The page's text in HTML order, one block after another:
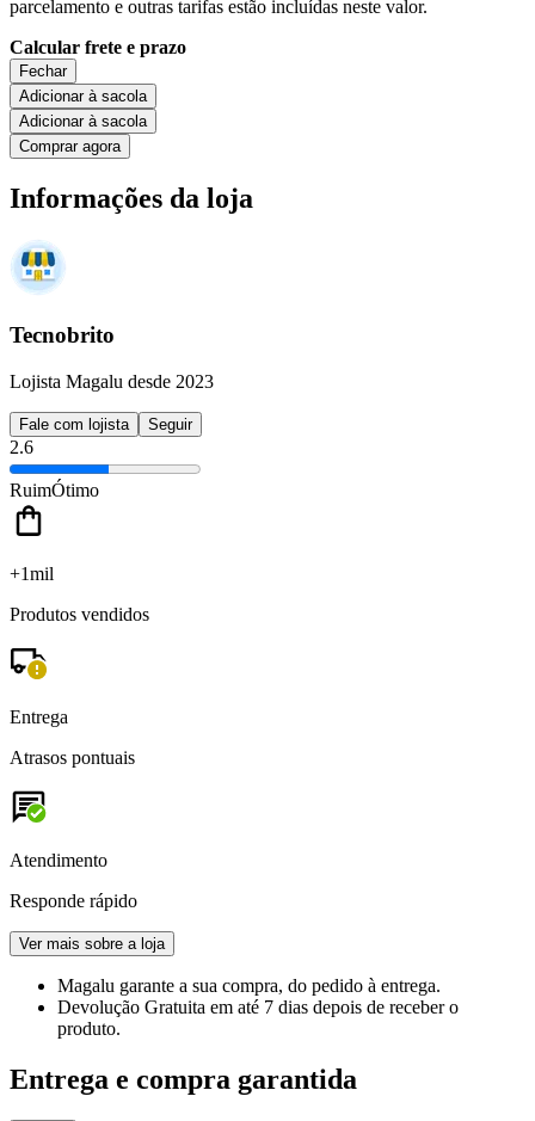
parcelamento e outras tarifas estão incluídas neste valor.
Calcular frete e prazo
Fechar
Adicionar à sacola
Adicionar à sacola
Comprar agora
Informações da loja
Tecnobrito
Lojista Magalu desde 2023
Fale com lojista Seguir
2.6
RuimÓtimo
+1mil
Produtos vendidos
Entrega
Atrasos pontuais
Atendimento
Responde rápido
Ver mais sobre a loja
Magalu garante a sua compra, do pedido à entrega.
Devolução Gratuita em até 7 dias depois de receber o
produto.
Entrega e compra garantida